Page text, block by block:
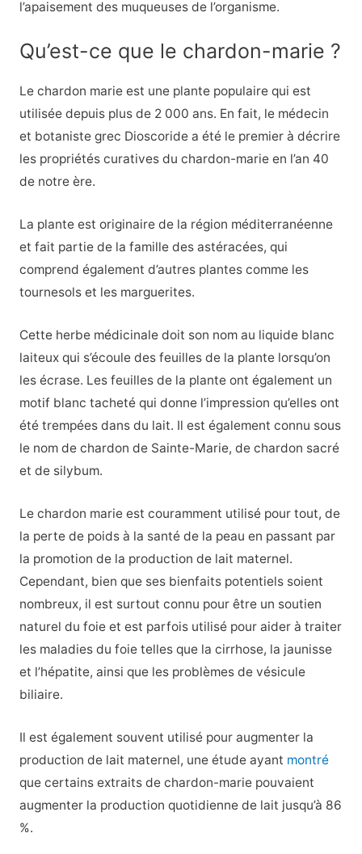
l’apaisement des muqueuses de l’organisme.
Qu’est-ce que le chardon-marie ?
Le chardon marie est une plante populaire qui est
utilisée depuis plus de 2 000 ans. En fait, le médecin
et botaniste grec Dioscoride a été le premier à décrire
les propriétés curatives du chardon-marie en l’an 40
de notre ère.
La plante est originaire de la région méditerranéenne
et fait partie de la famille des astéracées, qui
comprend également d’autres plantes comme les
tournesols et les marguerites.
Cette herbe médicinale doit son nom au liquide blanc
laiteux qui s’écoule des feuilles de la plante lorsqu’on
les écrase. Les feuilles de la plante ont également un
motif blanc tacheté qui donne l’impression qu’elles ont
été trempées dans du lait. Il est également connu sous
le nom de chardon de Sainte-Marie, de chardon sacré
et de silybum.
Le chardon marie est couramment utilisé pour tout, de
la perte de poids à la santé de la peau en passant par
la promotion de la production de lait maternel.
Cependant, bien que ses bienfaits potentiels soient
nombreux, il est surtout connu pour être un soutien
naturel du foie et est parfois utilisé pour aider à traiter
les maladies du foie telles que la cirrhose, la jaunisse
et l’hépatite, ainsi que les problèmes de vésicule
biliaire.
Il est également souvent utilisé pour augmenter la
production de lait maternel, une étude ayant montré
que certains extraits de chardon-marie pouvaient
augmenter la production quotidienne de lait jusqu’à 86
%.